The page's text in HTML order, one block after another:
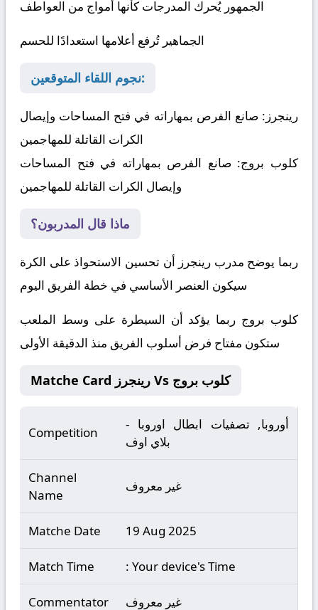
الجمهور يُحرك المدرجات كأنها أمواج من العواطف
الجماهير تُرفع أعلامها استعدادًا للحسم
نجوم اللقاء المتوقعين:
رينجرز: صانع الفرص بمهاراته في فتح المساحات وإيصال
الكرات القاتلة للمهاجمين
كلوب بروج: صانع الفرص بمهاراته في فتح المساحات
وإيصال الكرات القاتلة للمهاجمين
ماذا قال المدربون؟
ربما يوضح مدرب رينجرز أن تحسين الاستحواذ على الكرة
سيكون العنصر الأساسي في خطة الفريق اليوم
كلوب بروج ربما يؤكد أن السيطرة على وسط الملعب
ستكون مفتاح فرض أسلوب الفريق منذ الدقيقة الأولى
Matche Card رينجرز Vs كلوب بروج
Competition
أوروبا, تصفيات ابطال اوروبا -
بلاي اوف
Channel
Name
غير معروف
Matche Date 19 Aug 2025
Match Time : Your device's Time
Commentator غير معروف